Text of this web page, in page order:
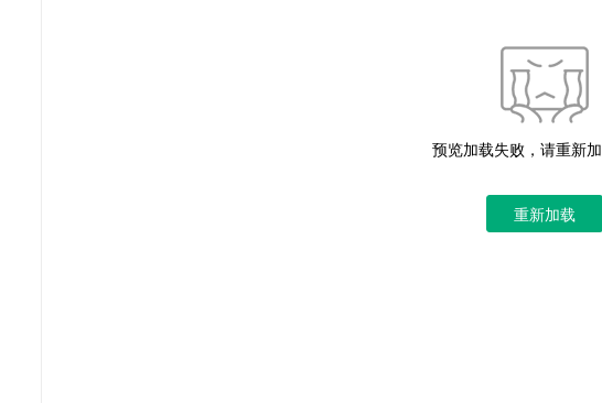
预览加载失败，请重新
重新加载